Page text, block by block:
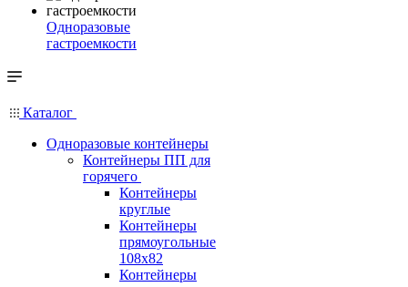
Одноразовые
гастроемкости
Каталог
Одноразовые контейнеры
Контейнеры ПП для
горячего
Контейнеры
круглые
Контейнеры
прямоугольные
108х82
Контейнеры